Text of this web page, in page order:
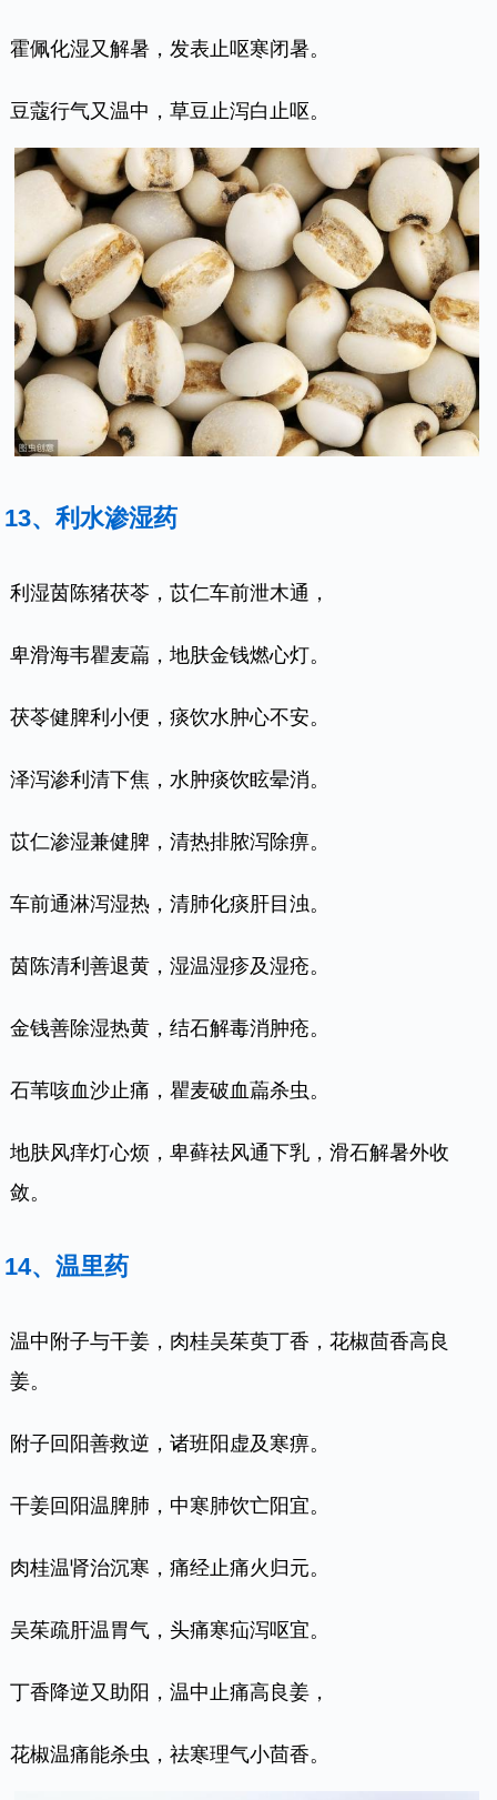
霍佩化湿又解暑，发表止呕寒闭暑。
豆蔻行气又温中，草豆止泻白止呕。
13、利水渗湿药
利湿茵陈猪茯苓，苡仁车前泄木通，
卑滑海韦瞿麦萹，地肤金钱燃心灯。
茯苓健脾利小便，痰饮水肿心不安。
泽泻渗利清下焦，水肿痰饮眩晕消。
苡仁渗湿兼健脾，清热排脓泻除痹。
车前通淋泻湿热，清肺化痰肝目浊。
茵陈清利善退黄，湿温湿疹及湿疮。
金钱善除湿热黄，结石解毒消肿疮。
石苇咳血沙止痛，瞿麦破血萹杀虫。
地肤风痒灯心烦，卑藓祛风通下乳，滑石解暑外收
敛。
14、温里药
温中附子与干姜，肉桂吴茱萸丁香，花椒茴香高良
姜。
附子回阳善救逆，诸班阳虚及寒痹。
干姜回阳温脾肺，中寒肺饮亡阳宜。
肉桂温肾治沉寒，痛经止痛火归元。
吴茱疏肝温胃气，头痛寒疝泻呕宜。
丁香降逆又助阳，温中止痛高良姜，
花椒温痛能杀虫，祛寒理气小茴香。